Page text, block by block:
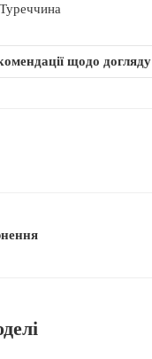
щодо догляду